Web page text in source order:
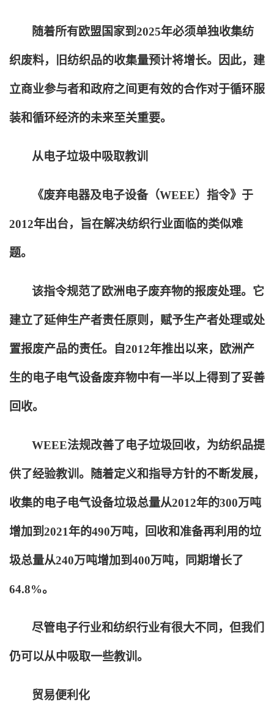
随着所有欧盟国家到2025年必须单独收集纺
织废料，旧纺织品的收集量预计将增长。因此，建
立商业参与者和政府之间更有效的合作对于循环服
装和循环经济的未来至关重要。
从电子垃圾中吸取教训
《废弃电器及电子设备（WEEE）指令》于
2012年出台，旨在解决纺织行业面临的类似难
题。
该指令规范了欧洲电子废弃物的报废处理。它
建立了延伸生产者责任原则，赋予生产者处理或处
置报废产品的责任。自2012年推出以来，欧洲产
生的电子电气设备废弃物中有一半以上得到了妥善
回收。
WEEE法规改善了电子垃圾回收，为纺织品提
供了经验教训。随着定义和指导方针的不断发展，
收集的电子电气设备垃圾总量从2012年的300万吨
增加到2021年的490万吨，回收和准备再利用的垃
圾总量从240万吨增加到400万吨，同期增长了
64.8%。
尽管电子行业和纺织行业有很大不同，但我们
仍可以从中吸取一些教训。
贸易便利化